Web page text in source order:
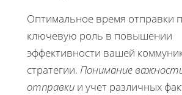
Оптимальное время отправки
ключевую роль в повышении
эффективности вашей
стратегии. Понимание
отправки и учет различных